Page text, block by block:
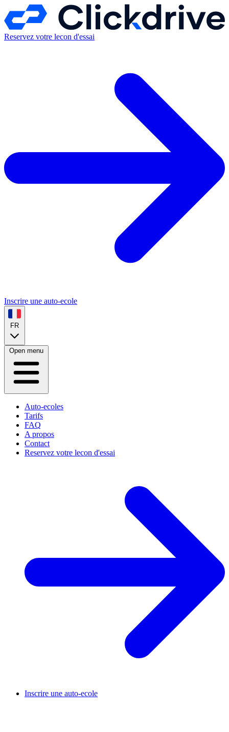
Reservez votre lecon d'essai
Inscrire une auto-ecole
FR
Open menu
Auto-ecoles
Tarifs
FAQ
A propos
Contact
Reservez votre lecon d'essai
Inscrire une auto-ecole